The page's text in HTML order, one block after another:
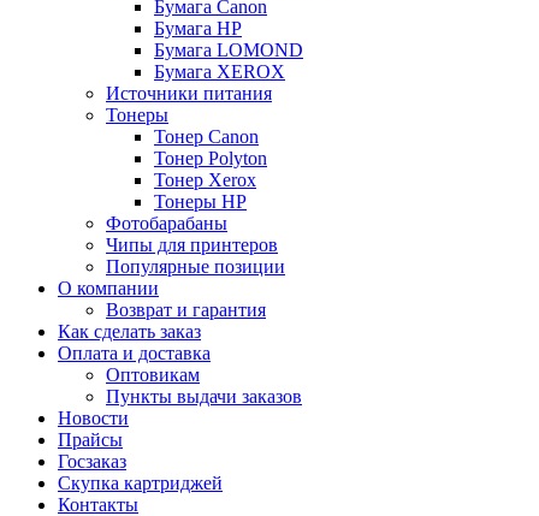
Бумага Canon
Бумага HP
Бумага LOMOND
Бумага XEROX
Источники питания
Тонеры
Тонер Canon
Тонер Polyton
Тонер Xerox
Тонеры HP
Фотобарабаны
Чипы для принтеров
Популярные позиции
О компании
Возврат и гарантия
Как сделать заказ
Оплата и доставка
Оптовикам
Пункты выдачи заказов
Новости
Прайсы
Госзаказ
Скупка картриджей
Контакты